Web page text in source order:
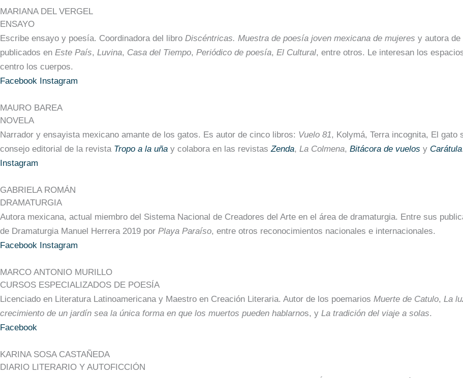
MARIANA DEL VERGEL
ENSAYO
Escribe ensayo y poesía. Coordinadora del libro Discéntricas. Muestra de poesía joven mexicana de mujeres y autora de
publicados en Este País, Luvina, Casa del Tiempo, Periódico de poesía, El Cultural, entre otros. Le interesan los
centro los cuerpos.
Facebook Instagram
MAURO BAREA
NOVELA
Narrador y ensayista mexicano amante de los gatos. Es autor de cinco libros: Vuelo 81, Kolymá, Terra incognita, El gato
consejo editorial de la revista Tropo a la uña y colabora en las revistasZenda, La Colmena, Bitácora de vuelos y Carátula.
Instagram
GABRIELA ROMÁN
DRAMATURGIA
Autora mexicana, actual miembro del Sistema Nacional de Creadores del Arte en el área de dramaturgia. Entre sus
de Dramaturgia Manuel Herrera 2019 por Playa Paraíso, entre otros reconocimientos nacionales e internacionales.
Facebook Instagram
MARCO ANTONIO MURILLO
CURSOS ESPECIALIZADOS DE POESÍA
Licenciado en Literatura Latinoamericana y Maestro en Creación Literaria. Autor de los poemarios Muerte de Catulo, La
crecimiento de un jardín sea la única forma en que los muertos pueden hablarnos, y La tradición del viaje a solas.
Facebook
KARINA SOSA CASTAÑEDA
DIARIO LITERARIO Y AUTOFICCIÓN